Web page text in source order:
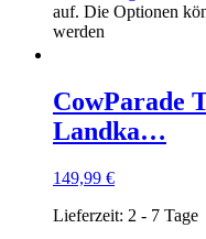
auf. Die Optionen
werden
CowParade
Landka…
149,99 €
Lieferzeit: 2 - 7 Tage